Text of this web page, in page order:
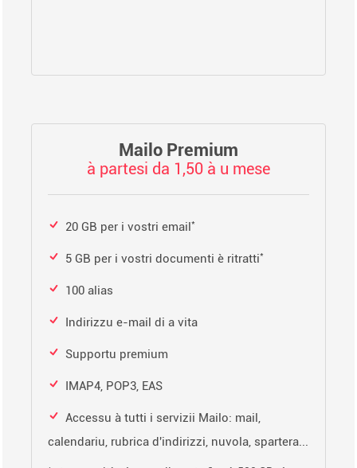
Mailo Premium
à partesi da 1,50 à u mese
20 GB per i vostri email*
5 GB per i vostri documenti è ritratti*
100 alias
Indirizzu e-mail di a vita
Supportu premium
IMAP4, POP3, EAS
Accessu à tutti i servizii Mailo: mail,
calendariu, rubrica d'indirizzi, nuvola, spartera...